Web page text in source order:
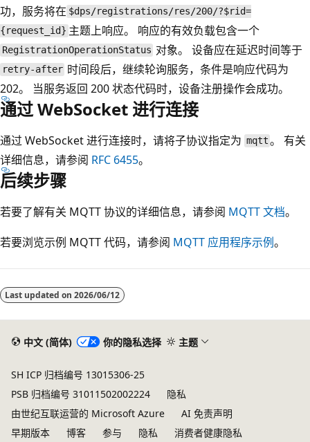
功，服务将在 $dps/registrations/res/200/?$rid=
{request_id} 主题上响应。 响应的有效负载包含一个
RegistrationOperationStatus 对象。 设备应在延迟时间等于
retry-after 时间段后，继续轮询服务，条件是响应代码为
202。 当服务返回 200 状态代码时，设备注册操作会成功。
通过 WebSocket 进行连接
通过 WebSocket 进行连接时，请将子协议指定为 mqtt 。 有关
详细信息，请参阅 RFC 6455。
后续步骤
若要了解有关 MQTT 协议的详细信息，请参阅 MQTT 文档。
若要浏览示例 MQTT 代码，请参阅 MQTT 应用程序示例。
Last updated on 2026/06/12
中文 (简体) 你的隐私选择 主题
SH ICP 归档编号 13015306-25
PSB 归档编号 31011502002224
隐私
由世纪互联运营的 Microsoft Azure
AI 免责声明
早期版本
博客 参与 隐私 消费者健康隐私